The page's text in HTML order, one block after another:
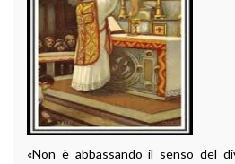
«Non è abbassando il senso del